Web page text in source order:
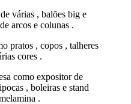
várias , balões big e
arcos e colunas .
pratos , copos , talheres
cores .
como expositor de
, boleiras e stand
.